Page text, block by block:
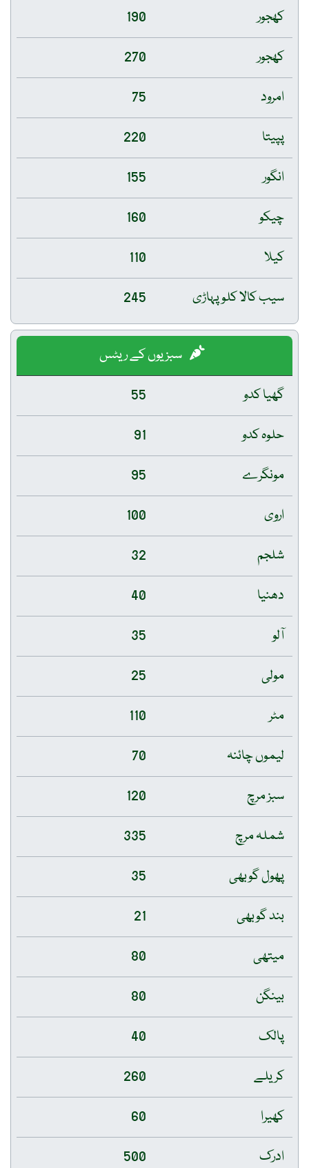
کھجور
190
کھجور
270
امرود
75
پپیتا
220
انگور
155
چیکو
160
کیلا
110
سیب کالا کلو پہاڑی
245
سبزیوں کے ریٹس
گھیا کدو
55
حلوہ کدو
91
مونگرے
95
اروی
100
شلجم
32
دھنیا
40
آلو
35
مولی
25
مٹر
110
لیموں چائنہ
70
سبز مرچ
120
شملہ مرچ
335
پھول گوبھی
35
بند گوبھی
21
میتھی
80
بینگن
80
پالک
40
کریلے
260
کھیرا
60
ادرک
500